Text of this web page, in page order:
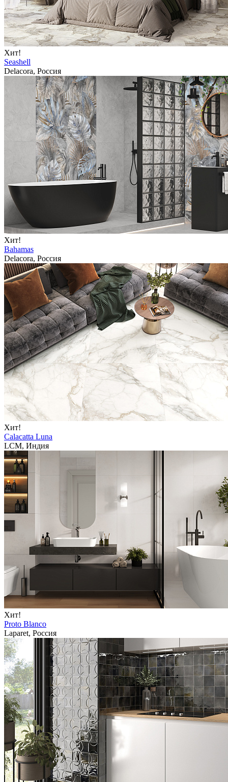
Хит!
Seashell
Delacora, Россия
Хит!
Bahamas
Delacora, Россия
Хит!
Calacatta Luna
LCM, Индия
Хит!
Proto Blanco
Laparet, Россия